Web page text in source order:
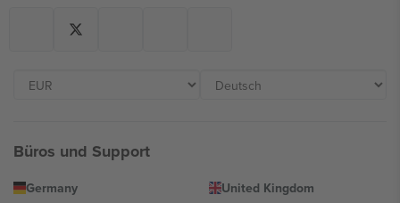
Büros und Support
Germany
United Kingdom